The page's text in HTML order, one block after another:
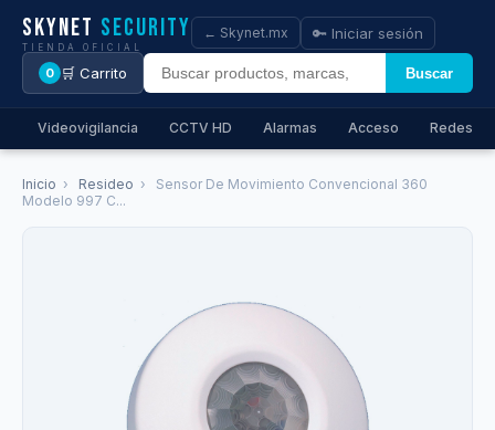
Skynet Security
TIENDA OFICIAL
Buscar
← Skynet.mx 🔑 Iniciar sesión
0 🛒 Carrito
Videovigilancia CCTV HD Alarmas Acceso Redes
Inicio › Resideo ›
Sensor De Movimiento Convencional 360
Modelo 997 C...